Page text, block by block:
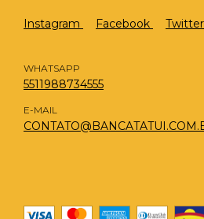
Instagram Facebook Twitter
WHATSAPP
5511988734555
E-MAIL